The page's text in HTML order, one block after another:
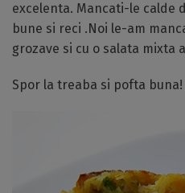
excelenta. Mancati-le calde
bune si reci .Noi le-am
grozave si cu o salata mixta
Spor la treaba si pofta buna!